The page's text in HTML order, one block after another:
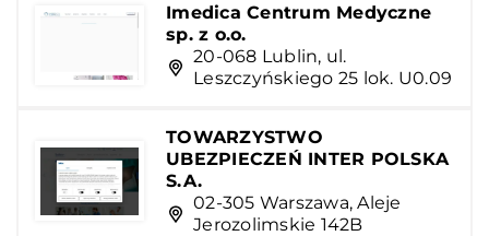
Imedica Centrum Medyczne
sp. z o.o.
20-068 Lublin, ul.
Leszczyńskiego 25 lok. U0.09
TOWARZYSTWO
UBEZPIECZEŃ INTER POLSKA
S.A.
02-305 Warszawa, Aleje
Jerozolimskie 142B